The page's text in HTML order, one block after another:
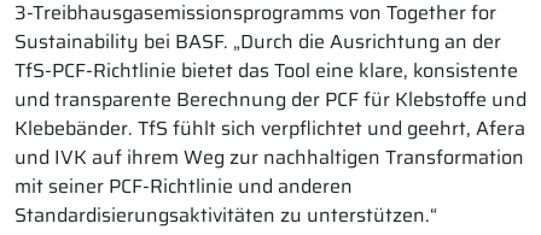
3-Treibhausgasemissionsprogramms von Together for
Sustainability bei BASF. „Durch die Ausrichtung an der
TfS-PCF-Richtlinie bietet das Tool eine klare, konsistente
und transparente Berechnung der PCF für Klebstoffe und
Klebebänder. TfS fühlt sich verpflichtet und geehrt, Afera
und IVK auf ihrem Weg zur nachhaltigen Transformation
mit seiner PCF-Richtlinie und anderen
Standardisierungsaktivitäten zu unterstützen.“